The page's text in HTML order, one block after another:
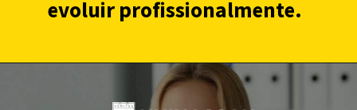
evoluir profissionalmente.